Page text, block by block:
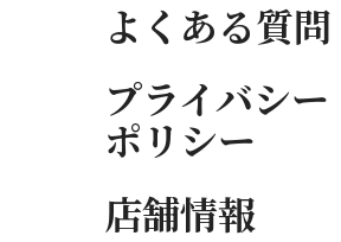
よくある質問
プライバシー
ポリシー
店舗情報